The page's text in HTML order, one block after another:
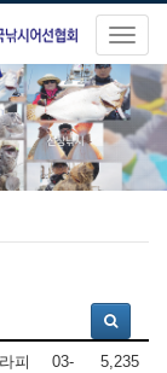
피
03-
5,235